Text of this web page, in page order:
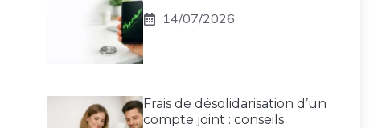
14/07/2026
Frais de désolidarisation d’un
compte joint : conseils